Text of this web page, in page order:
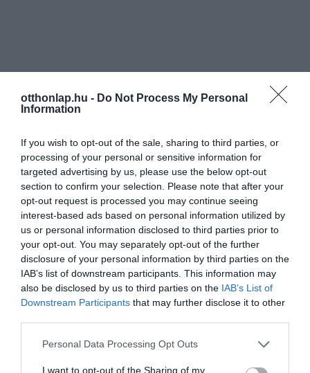
otthonlap.hu - Do Not Process My Personal
Information
If you wish to opt-out of the sale, sharing to third parties, or
processing of your personal or sensitive information for
targeted advertising by us, please use the below opt-out
section to confirm your selection. Please note that after your
opt-out request is processed you may continue seeing
interest-based ads based on personal information utilized by
us or personal information disclosed to third parties prior to
your opt-out. You may separately opt-out of the further
disclosure of your personal information by third parties on the
IAB’s list of downstream participants. This information may
also be disclosed by us to third parties on the IAB’s List of
Downstream Participants that may further disclose it to other
Please note that this website/app uses one or more Google
not limited to your visit or usage behaviour. You may click to
Personal Data Processing Opt Outs
I want to opt-out of the Sharing of my